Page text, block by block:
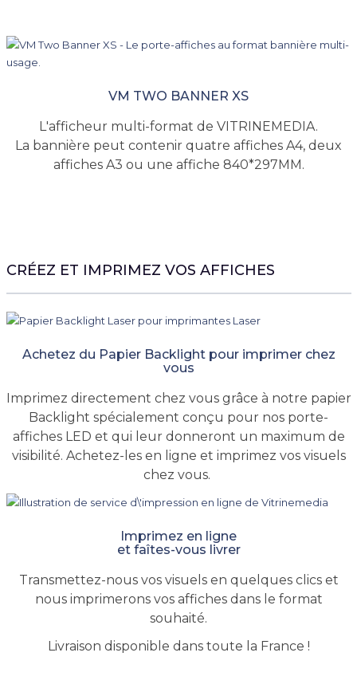
VM TWO BANNER XS
L'afficheur multi-format de VITRINEMEDIA.
La bannière peut contenir quatre affiches A4, deux
affiches A3 ou une affiche 840*297MM.
CRÉEZ ET IMPRIMEZ VOS AFFICHES
Achetez du Papier Backlight pour imprimer chez
vous
Imprimez directement chez vous grâce à notre papier
Backlight spécialement conçu pour nos porte-
affiches LED et qui leur donneront un maximum de
visibilité. Achetez-les en ligne et imprimez vos visuels
chez vous.
Imprimez en ligne
et faîtes-vous livrer
Transmettez-nous vos visuels en quelques clics et
nous imprimerons vos affiches dans le format
souhaité.
Livraison disponible dans toute la France !